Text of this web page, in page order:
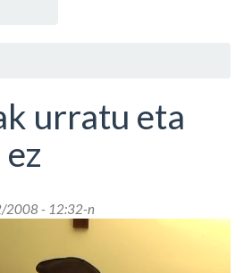
urratu eta
2008 - 12:32-n